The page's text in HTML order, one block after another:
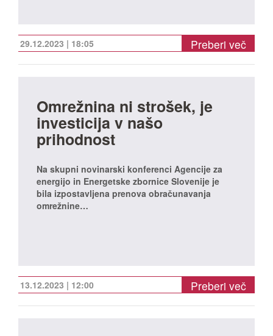
29.12.2023 | 18:05 Preberi več
Omrežnina ni strošek, je
investicija v našo
prihodnost
Na skupni novinarski konferenci Agencije za
energijo in Energetske zbornice Slovenije je
bila izpostavljena prenova obračunavanja
omrežnine…
13.12.2023 | 12:00 Preberi več